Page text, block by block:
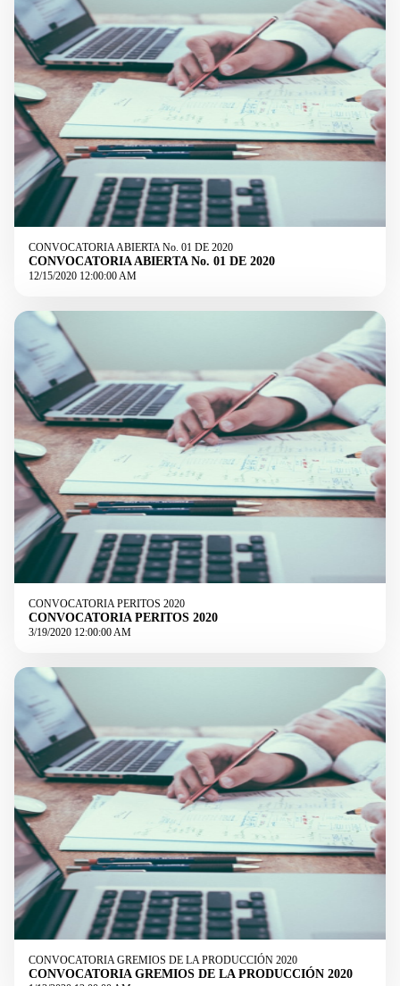
CONVOCATORIA ABIERTA No. 01 DE 2020
CONVOCATORIA ABIERTA No. 01 DE 2020
12/15/2020 12:00:00 AM
CONVOCATORIA PERITOS 2020
CONVOCATORIA PERITOS 2020
3/19/2020 12:00:00 AM
CONVOCATORIA GREMIOS DE LA PRODUCCIÓN 2020
CONVOCATORIA GREMIOS DE LA PRODUCCIÓN 2020